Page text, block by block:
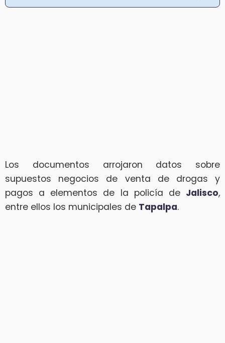
Los documentos arrojaron datos sobre
supuestos negocios de venta de drogas y
pagos a elementos de la policía de Jalisco,
entre ellos los municipales de Tapalpa.